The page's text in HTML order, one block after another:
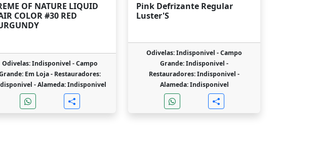
OF NATURE LIQUID
COLOR #30 RED
Odivelas: Indisponivel -Campo
Em Loja - Restauradores:
-Alameda: Indisponivel
Pink Defrizante Regular
Luster'S
Odivelas: Indisponivel -Campo
Grande: Indisponivel -
Restauradores: Indisponivel -
Alameda: Indisponivel